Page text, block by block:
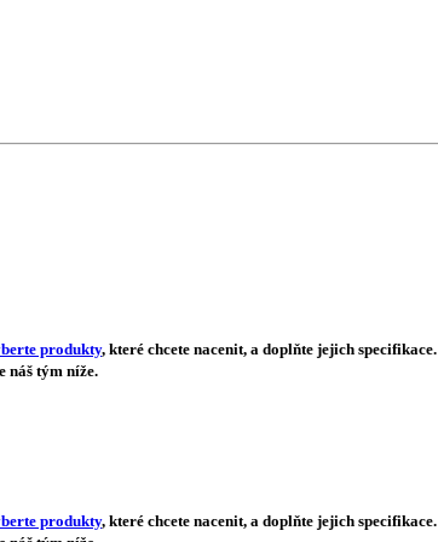
produkty, které chcete nacenit, a doplňte jejich specifikace.
náš tým níže.
produkty, které chcete nacenit, a doplňte jejich specifikace.